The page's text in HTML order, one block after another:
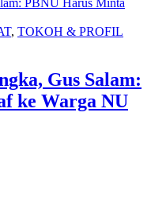
, TOKOH & PROFIL
Gus Salam:
ke Warga NU